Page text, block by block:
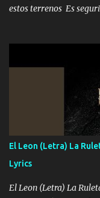
estos terrenos Es
ni tampoco las mujeres
que estar alegres doy
Música Si es que salta
ahí está el Hombre
cualquier problema no
FALTA UN HERMANO
HOMBRE VALIENTE
VIO POR LA FAMILIA
los HERMANOS un
El Leon (Letra) La
Lyrics
El Leon (Letra) La